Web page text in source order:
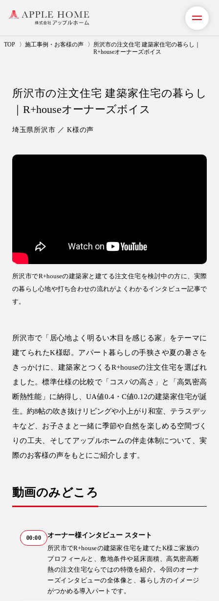
TOP 施工事例・お客様の声
所沢市の注文住宅 建築家住宅の暮らし｜
R+houseオーナーズボイス
所沢市の注文住宅 建築家住宅の暮らし
｜R+houseオーナーズボイス
埼玉県所沢市 ／ K様の声
所沢市でR+houseの建築家と建てる注文住宅を検討中の方に、実際
の暮らし心地や打ち合わせの流れがよくわかるインタビュー記事で
す。
所沢市で「居心地よく明るい木目を感じる家」をテーマに
建てられたK様邸。アパート暮らしの手狭さや夏の暑さを
きっかけに、建築家とつくるR+houseの注文住宅を選ばれ
ました。標準仕様の比較で「コスパの高さ」と「高気密高
断熱性能」に納得し、UA値0.4・C値0.12の建築家住宅が誕
生。約8帖の吹き抜けリビングや小上がり和室、テラスデッ
キなど、お子さまと一緒に季節や自然を楽しめる空間づく
りの工夫、そしてアップルホームの伴走体制について、実
際のお客様の声をもとにご紹介します。
動画のみどころ
00:00
オーナー様インタビュー スタート
所沢市でR+houseの建築家住宅を建てたK様ご家族の
プロフィールと、敷地条件や延床面積、高気密高断
熱の注文住宅ならではの特徴を紹介。今回のオーナ
ーズインタビューの全体像と、暮らし方のイメージ
がつかめる導入パートです。
事業紹介（注文住宅）
リフォーム・リノベーション
WELL+
テクノストラクチャー
R+house
リフォーム・リノベーション
建設事業
事業用建物
土地活用
所沢市の注文住宅
入間市の注文住宅
飯能市の注文住宅
会社情報